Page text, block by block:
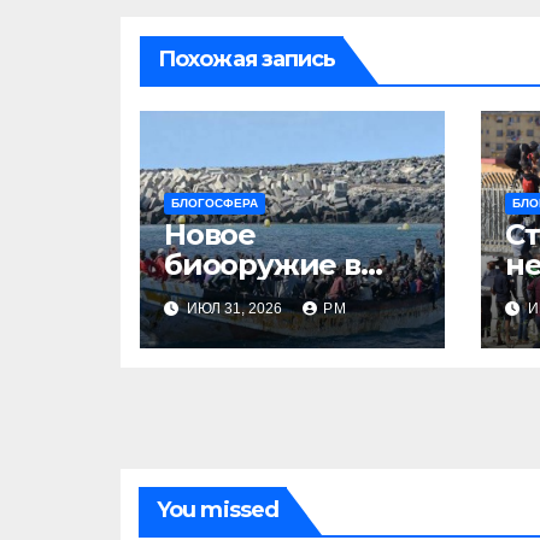
Похожая запись
БЛОГОСФЕРА
Новое
биооружие в
Сеуте
ИЮЛ 31, 2026 РМ
You missed